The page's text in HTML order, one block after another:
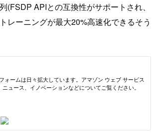
(FSDP APIとの互換性がサポートされ、
レーニングが最大20%高速化できるそう